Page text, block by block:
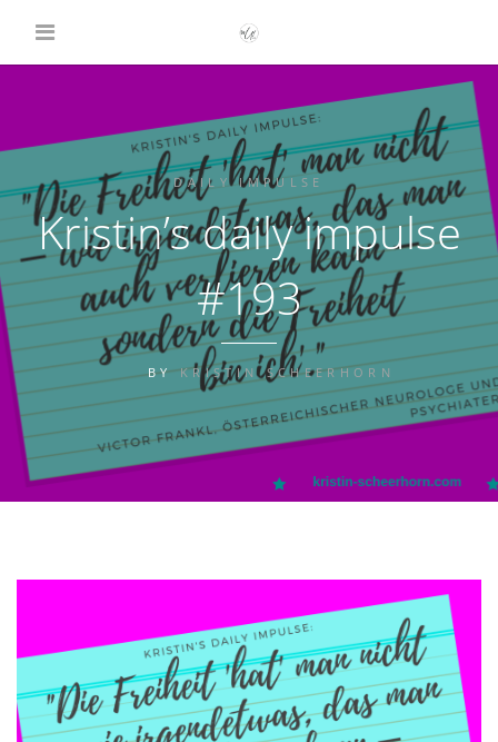
DAILY IMPULSE
Kristin’s daily impulse
#193
BYKRISTIN SCHEERHORN